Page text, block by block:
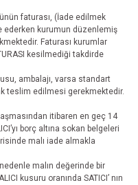
faturası, (İade edilmek
ederken kurumun düzenlemiş
Faturası kurumlar
kesilmediği takdirde
ambalajı, varsa standart
teslim edilmesi gerekmektedir.
itibaren en geç 14
borç altına sokan belgeleri
malı iade almakla
malın değerinde bir
kusuru oranında SATICI’ nın